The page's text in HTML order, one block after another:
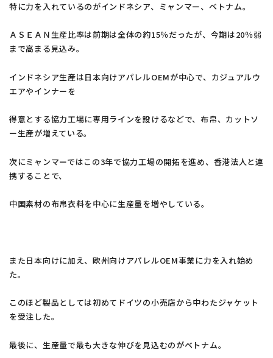
サスティナビリティ
お知らせ
お問い合わせ
こちら
特に力を入れているのがインドネシア、ミャンマー、ベトナム。
ＡＳＥＡＮ生産比率は前期は全体の約15％だったが、今期は20％弱
まで高まる見込み。
インドネシア生産は日本向けアパレルOEMが中心で、カジュアルウ
エアやインナーを
得意とする協力工場に専用ラインを設けるなどで、布帛、カットソ
ー生産が増えている。
次にミャンマーではこの3年で協力工場の開拓を進め、香港法人と連
携することで、
中国素材の布帛衣料を中心に生産量を増やしている。
また日本向けに加え、欧州向けアパレルOEM事業に力を入れ始め
た。
このほど製品としては初めてドイツの小売店から中わたジャケット
を受注した。
最後に、生産量で最も大きな伸びを見込むのがベトナム。